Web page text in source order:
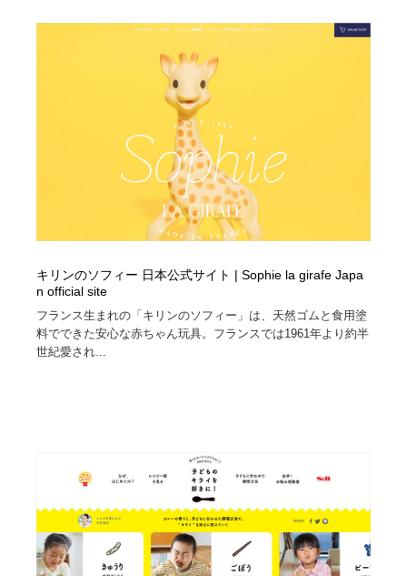
キリンのソフィー 日本公式サイト | Sophie la girafe Japa
n official site
フランス生まれの「キリンのソフィー」は、天然ゴムと食用塗
料でできた安心な赤ちゃん玩具。フランスでは1961年より約半
世紀愛され...